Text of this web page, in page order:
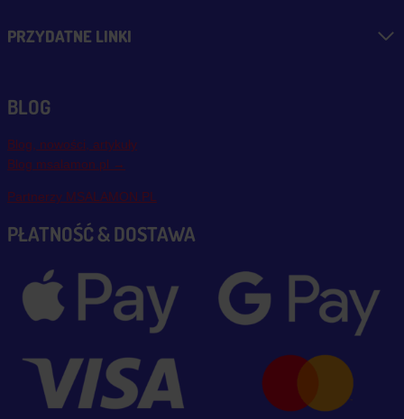
PRZYDATNE LINKI
BLOG
Blog, nowości, artykuły
Blog msalamon.pl →
Partnerzy MSALAMON.PL
PŁATNOŚĆ & DOSTAWA